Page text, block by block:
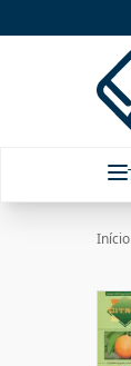
Início